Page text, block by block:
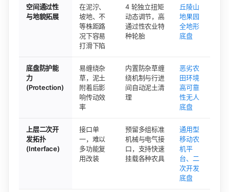
空间通过性
与地貌拓展
在泥泞、
坡地、不
等株距路
况下容易
打滑下陷
4 轮独立扭矩
动态调节，高
通过性农业特
种轮胎
丘陵山
地果园
全地形
底盘
底盘防护能
力
(Protection)
易缠绕杂
草，泥土
附着后影
响传动效
率
内置防杂草缠
绕机制与行进
间自动泥土清
理
恶劣农
田环境
高可靠
性无人
底盘
上层二次开
发拓扑
(Interface)
接口单
一，难以
多功能复
用改装
预留多组标准
机械与电气接
口，支持快速
挂载各种农具
通用型
移动农
机平
台、二
次开发
底盘